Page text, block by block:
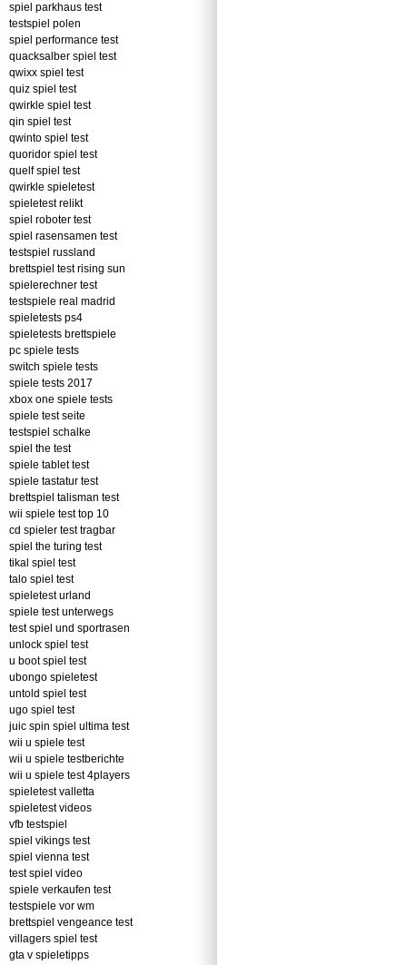
spiel parkhaus test
testspiel polen
spiel performance test
quacksalber spiel test
qwixx spiel test
quiz spiel test
qwirkle spiel test
qin spiel test
qwinto spiel test
quoridor spiel test
quelf spiel test
qwirkle spieletest
spieletest relikt
spiel roboter test
spiel rasensamen test
testspiel russland
brettspiel test rising sun
spielerechner test
testspiele real madrid
spieletests ps4
spieletests brettspiele
pc spiele tests
switch spiele tests
spiele tests 2017
xbox one spiele tests
spiele test seite
testspiel schalke
spiel the test
spiele tablet test
spiele tastatur test
brettspiel talisman test
wii spiele test top 10
cd spieler test tragbar
spiel the turing test
tikal spiel test
talo spiel test
spieletest urland
spiele test unterwegs
test spiel und sportrasen
unlock spiel test
u boot spiel test
ubongo spieletest
untold spiel test
ugo spiel test
juic spin spiel ultima test
wii u spiele test
wii u spiele testberichte
wii u spiele test 4players
spieletest valletta
spieletest videos
vfb testspiel
spiel vikings test
spiel vienna test
test spiel video
spiele verkaufen test
testspiele vor wm
brettspiel vengeance test
villagers spiel test
gta v spieletipps